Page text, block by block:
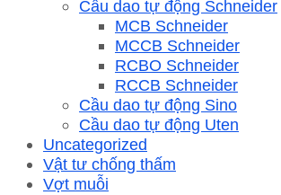
Cầu dao tự động Schneider
MCB Schneider
MCCB Schneider
RCBO Schneider
RCCB Schneider
Cầu dao tự động Sino
Cầu dao tự động Uten
Uncategorized
Vật tư chống thấm
Vợt muỗi